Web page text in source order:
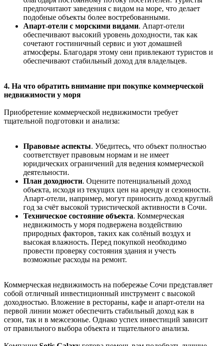
предпочитают заведения с видом на море, что делает
подобные объекты более востребованными.
Апарт-отели с морскими видами. Апарт-отели
обеспечивают высокий уровень доходности, так как
сочетают гостиничный сервис и уют домашней
атмосферы. Благодаря этому они привлекают туристов и
обеспечивают стабильный доход для владельцев.
4. На что обратить внимание при покупке коммерческой
недвижимости у моря
Приобретение коммерческой недвижимости требует
тщательной подготовки и анализа:
Правовые аспекты. Убедитесь, что объект полностью
соответствует правовым нормам и не имеет
юридических ограничений для ведения коммерческой
деятельности.
План доходности. Оцените потенциальный доход
объекта, исходя из текущих цен на аренду и сезонности.
Апарт-отели, например, могут приносить доход круглый
год за счёт высокой туристической активности в Сочи.
Техническое состояние объекта. Коммерческая
недвижимость у моря подвержена воздействию
природных факторов, таких как солёный воздух и
высокая влажность. Перед покупкой необходимо
провести проверку состояния здания и учесть
возможные расходы на ремонт.
Коммерческая недвижимость на побережье Сочи представляет
собой отличный инвестиционный инструмент с высокой
доходностью. Вложение в рестораны, кафе и апарт-отели на
первой линии может обеспечить стабильный доход как в
сезон, так и в межсезонье. Однако успех инвестиций зависит
от правильного выбора объекта и тщательного анализа.